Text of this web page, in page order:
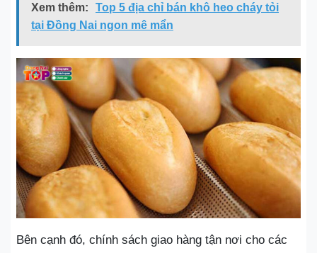
Xem thêm:
Top 5 địa chỉ bán khô heo cháy tỏi
tại Đồng Nai ngon mê mẩn
Bên cạnh đó, chính sách giao hàng tận nơi cho các